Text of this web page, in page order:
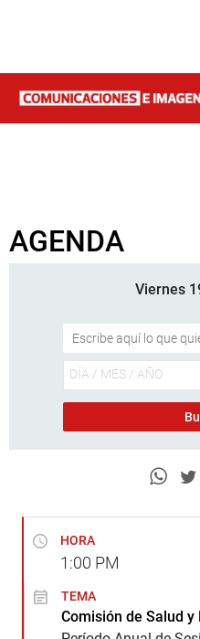
AGENDA
Viernes
HORA
1:00 PM
TEMA
Comisión de Salud y